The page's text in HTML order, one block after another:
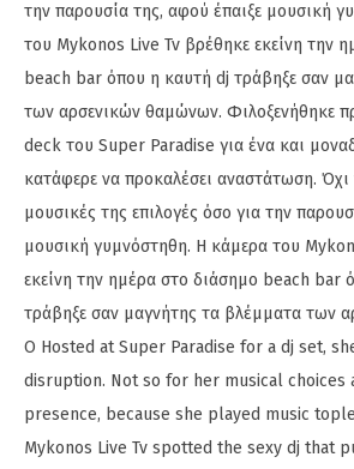
την παρουσία της, αφού έπαιξε μουσική
του Mykonos Live Tv βρέθηκε εκείνη την
beach bar όπου η καυτή dj τράβηξε σαν
των αρσενικών θαμώνων. Φιλοξενήθηκε
deck του Super Paradise για ένα και
κατάφερε να προκαλέσει αναστάτωση. Όχι
μουσικές της επιλογές όσο για την
μουσική γυμνόστηθη. Η κάμερα του
εκείνη την ημέρα στο διάσημο beach bar
τράβηξε σαν μαγνήτης τα βλέμματα των
Ο Hosted at Super Paradise for a dj set,
disruption. Not so for her musical choices
presence, because she played music
Mykonos Live Tv spotted the sexy dj that